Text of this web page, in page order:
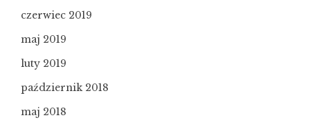
czerwiec 2019
maj 2019
luty 2019
październik 2018
maj 2018